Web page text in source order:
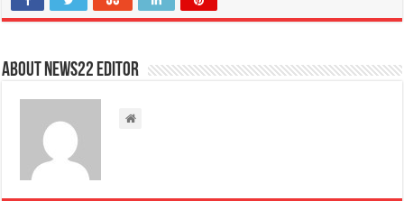
About NEWS22 EDITOR